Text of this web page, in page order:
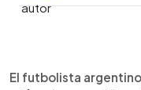
► Escuchar
Lionel Messi fue
El futbolista